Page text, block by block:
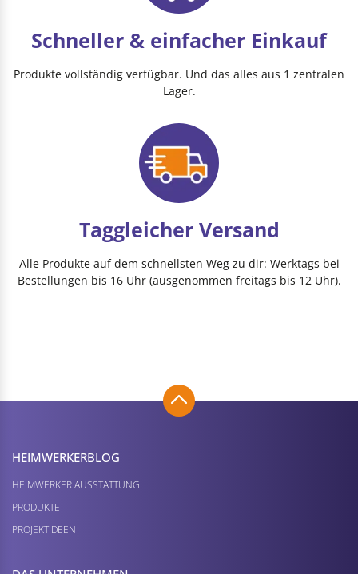
Schneller & einfacher Einkauf
Produkte vollständig verfügbar. Und das alles aus 1 zentralen
Lager.
Taggleicher Versand
Alle Produkte auf dem schnellsten Weg zu dir: Werktags bei
Bestellungen bis 16 Uhr (ausgenommen freitags bis 12 Uhr).
HEIMWERKER­BLOG
HEIMWERKER AUSSTATTUNG
PRODUKTE
PROJEKTIDEEN